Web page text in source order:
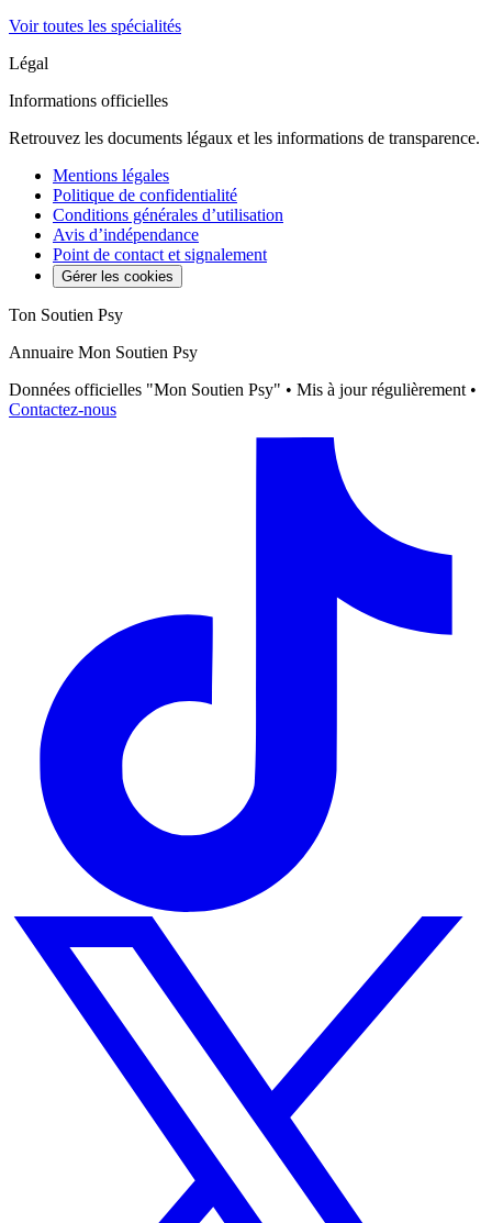
Voir toutes les spécialités
Légal
Informations officielles
Retrouvez les documents légaux et les informations de transparence.
Mentions légales
Politique de confidentialité
Conditions générales d’utilisation
Avis d’indépendance
Point de contact et signalement
Gérer les cookies
Ton Soutien Psy
Annuaire Mon Soutien Psy
Données officielles "Mon Soutien Psy" • Mis à jour régulièrement •
Contactez-nous